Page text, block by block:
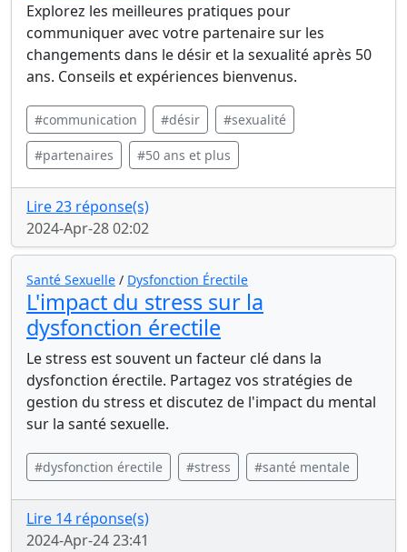
Explorez les meilleures pratiques pour
communiquer avec votre partenaire sur les
changements dans le désir et la sexualité après 50
ans. Conseils et expériences bienvenus.
#communication #désir #sexualité
#partenaires #50 ans et plus
Lire 23 réponse(s)
2024-Apr-28 02:02
Santé Sexuelle / Dysfonction Érectile
L'impact du stress sur la
dysfonction érectile
Le stress est souvent un facteur clé dans la
dysfonction érectile. Partagez vos stratégies de
gestion du stress et discutez de l'impact du mental
sur la santé sexuelle.
#dysfonction érectile #stress #santé mentale
Lire 14 réponse(s)
2024-Apr-24 23:41